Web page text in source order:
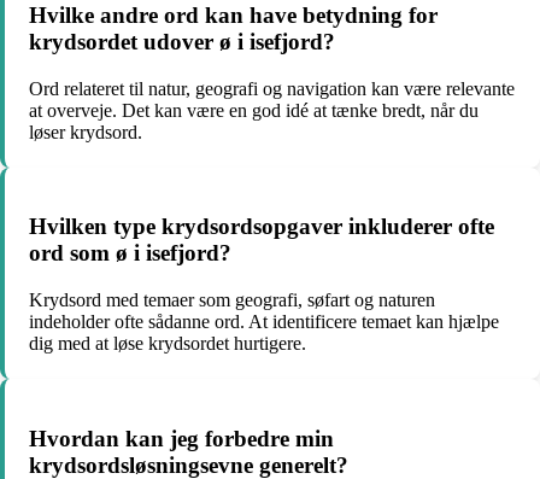
Hvilke andre ord kan have betydning for
krydsordet udover ø i isefjord?
Ord relateret til natur, geografi og navigation kan være relevante
at overveje. Det kan være en god idé at tænke bredt, når du
løser krydsord.
Hvilken type krydsordsopgaver inkluderer ofte
ord som ø i isefjord?
Krydsord med temaer som geografi, søfart og naturen
indeholder ofte sådanne ord. At identificere temaet kan hjælpe
dig med at løse krydsordet hurtigere.
Hvordan kan jeg forbedre min
krydsordsløsningsevne generelt?